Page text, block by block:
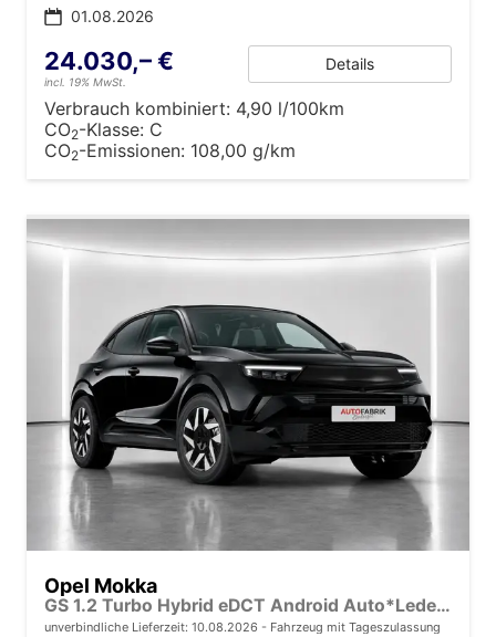
01.08.2026
24.030,– €
incl. 19% MwSt.
Details
Verbrauch kombiniert: 4,90 l/100km
CO2-Klasse: C
CO2-Emissionen: 108,00 g/km
Opel Mokka
GS 1.2 Turbo Hybrid eDCT Android Auto*Leder*SHZ*Keyless*Kamera*Klimaauto*LED*
unverbindliche Lieferzeit: 10.08.2026 Fahrzeug mit Tageszulassung